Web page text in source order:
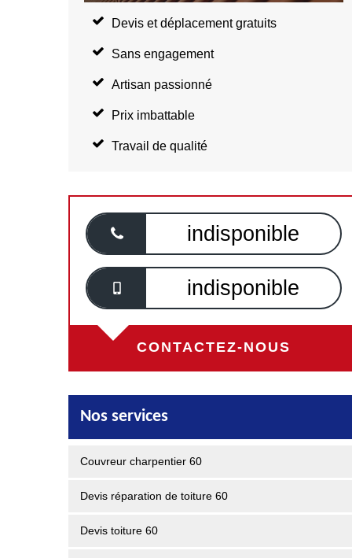
Devis et déplacement gratuits
Sans engagement
Artisan passionné
Prix imbattable
Travail de qualité
indisponible
indisponible
CONTACTEZ-NOUS
Nos services
Couvreur charpentier 60
Devis réparation de toiture 60
Devis toiture 60